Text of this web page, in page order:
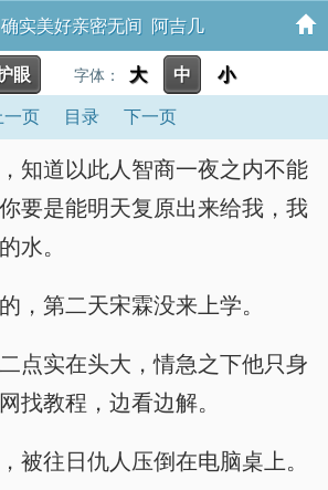
实美好亲密无间 阿吉几
眼 字体： 大 中 小
一页 目录 下一页
知道以此人智商一夜之内不能
要是能明天复原出来给我，我
水。
，第二天宋霖没来上学。
点实在头大，情急之下他只身
找教程，边看边解。
被往日仇人压倒在电脑桌上。